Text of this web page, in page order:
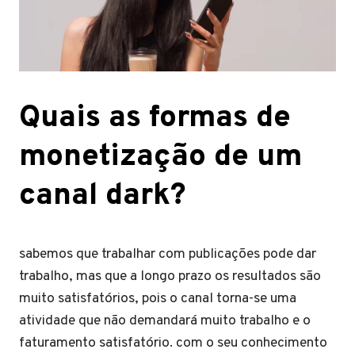
Quais as formas de
monetização de um
canal dark?
sabemos que trabalhar com publicações pode dar
trabalho, mas que a longo prazo os resultados são
muito satisfatórios, pois o canal torna-se uma
atividade que não demandará muito trabalho e o
faturamento satisfatório. com o seu conhecimento